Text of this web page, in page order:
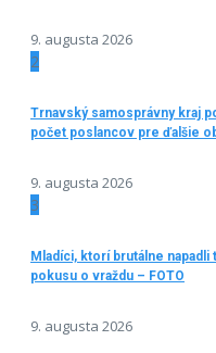
9. augusta 2026
2
Trnavský samosprávny kraj
počet poslancov pre ďalšie
9. augusta 2026
3
Mladíci, ktorí brutálne
pokusu o vraždu – FOTO
9. augusta 2026